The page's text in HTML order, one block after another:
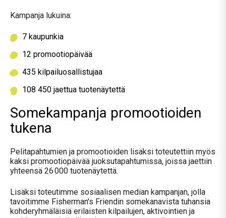
Kampanja lukuina:
7 kaupunkia
12 promootiopäivää
435 kilpailuosallistujaa
108 450 jaettua tuotenäytettä
Somekampanja promootioiden
tukena
Pelitapahtumien ja promootioiden lisäksi toteutettiin myös
kaksi promootiopäivää juoksutapahtumissa, joissa jaettiin
yhteensä 26 000 tuotenäytettä.
Lisäksi toteutimme sosiaalisen median kampanjan, jolla
tavoitimme Fisherman's Friendin somekanavista tuhansia
kohderyhmäläisiä erilaisten kilpailujen, aktivointien ja